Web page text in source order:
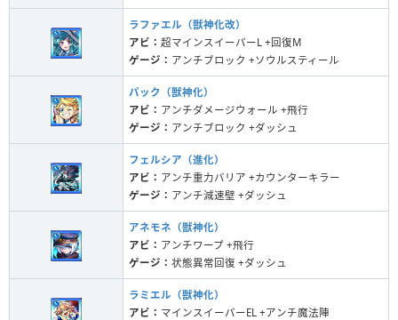
ラファエル（獣神化改）
アビ： 超マインスイーパーL +回復M
ゲージ： アンチブロック +ソウルスティール
パック（獣神化）
アビ： アンチダメージウォール +飛行
ゲージ： アンチブロック +ダッシュ
フェルシア（進化）
アビ： アンチ重力バリア +カウンターキラー
ゲージ： アンチ減速壁 +ダッシュ
アネモネ（獣神化）
アビ： アンチワープ +飛行
ゲージ： 状態異常回復 +ダッシュ
ラミエル（獣神化）
アビ： マインスイーパーEL +アンチ魔法陣